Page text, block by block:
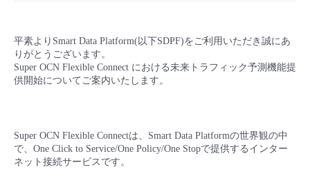
モニタリング/監査
管理機能
IoT
サポート
クラウド/サーバー
IoT
- 管理機能
- 新規お申し込み方法
- バックアップ
- データと分析
故障/メンテナンス情報
故障/メンテナンス履歴
パートナー
平素よりSmart Data Platform(以下SDPF)をご利用いただき誠にあ
りがとうございます。
Super OCN Flexible Connect における未来トラフィック予測機能提
供開始についてご案内いたします。
Super OCN Flexible Connectは、Smart Data Platformの世界観の中
で、One Click to Service/One Policy/One Stopで提供するインター
ネット接続サービスです。